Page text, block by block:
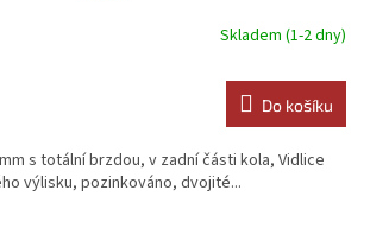
Skladem (1-2 dny)
Do košíku
s totální brzdou, v zadní části kola, Vidlice
výlisku, pozinkováno, dvojité...